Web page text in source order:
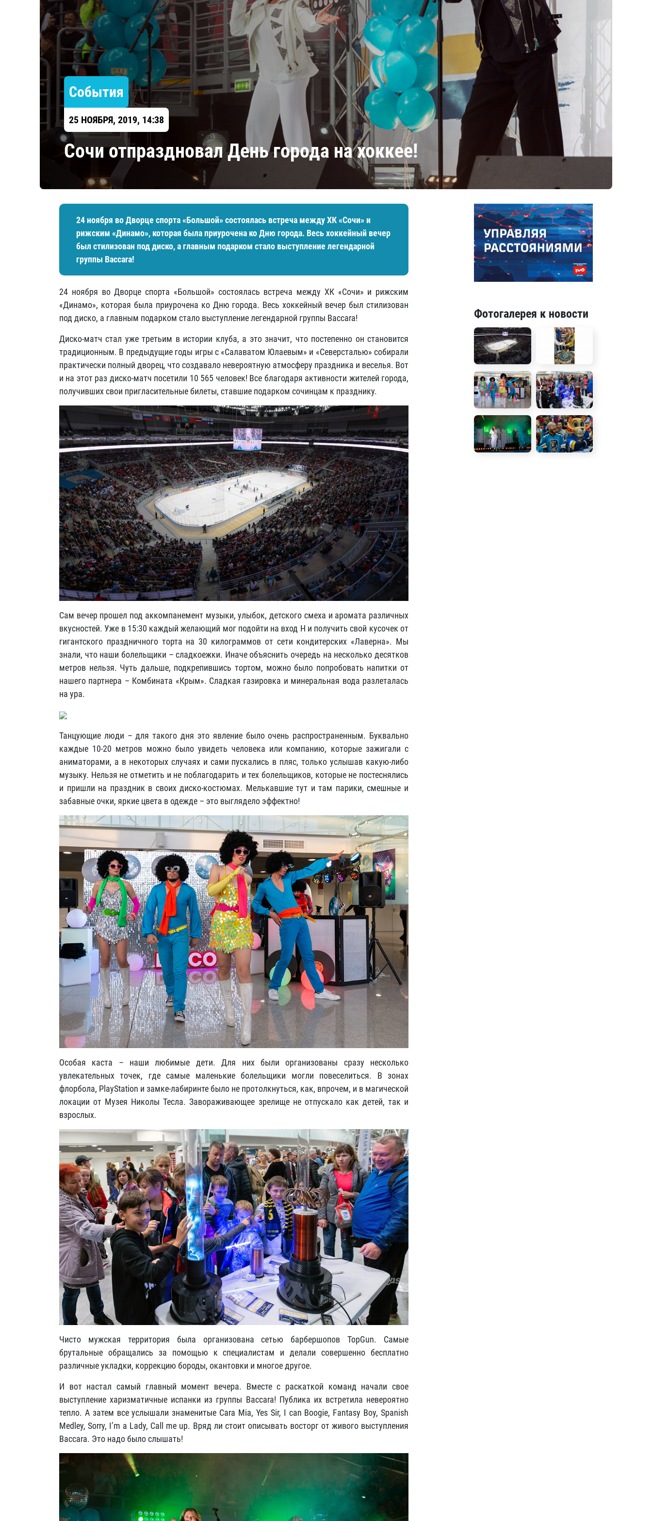
Локомотив
Северсталь
ЦСКА
Шанхайские Драконы
Амур
Барыс
Салават Юлаев
Сибирь
События
25 НОЯБРЯ, 2019, 14:38
Сочи отпраздновал День города на хоккее!
24 ноября во Дворце спорта «Большой» состоялась встреча между ХК «Сочи» и
рижским «Динамо», которая была приурочена ко Дню города. Весь хоккейный вечер
был стилизован под диско, а главным подарком стало выступление легендарной
группы Baccara!
24 ноября во Дворце спорта «Большой» состоялась встреча между ХК «Сочи» и рижским
«Динамо», которая была приурочена ко Дню города. Весь хоккейный вечер был стилизован
под диско, а главным подарком стало выступление легендарной группы Baccara!
Диско-матч стал уже третьим в истории клуба, а это значит, что постепенно он становится
традиционным. В предыдущие годы игры с «Салаватом Юлаевым» и «Северсталью» собирали
практически полный дворец, что создавало невероятную атмосферу праздника и веселья. Вот
и на этот раз диско-матч посетили 10 565 человек! Все благодаря активности жителей города,
получивших свои пригласительные билеты, ставшие подарком сочинцам к празднику.
Сам вечер прошел под аккомпанемент музыки, улыбок, детского смеха и аромата различных
вкусностей. Уже в 15:30 каждый желающий мог подойти на вход H и получить свой кусочек от
гигантского праздничного торта на 30 килограммов от сети кондитерских «Лаверна». Мы
знали, что наши болельщики – сладкоежки. Иначе объяснить очередь на несколько десятков
метров нельзя. Чуть дальше, подкрепившись тортом, можно было попробовать напитки от
нашего партнера – Комбината «Крым». Сладкая газировка и минеральная вода разлеталась
на ура.
Танцующие люди – для такого дня это явление было очень распространенным. Буквально
каждые 10-20 метров можно было увидеть человека или компанию, которые зажигали с
аниматорами, а в некоторых случаях и сами пускались в пляс, только услышав какую-либо
музыку. Нельзя не отметить и не поблагодарить и тех болельщиков, которые не постеснялись
и пришли на праздник в своих диско-костюмах. Мелькавшие тут и там парики, смешные и
забавные очки, яркие цвета в одежде – это выглядело эффектно!
Особая каста – наши любимые дети. Для них были организованы сразу несколько
увлекательных точек, где самые маленькие болельщики могли повеселиться. В зонах
флорбола, PlayStation и замке-лабиринте было не протолкнуться, как, впрочем, и в магической
локации от Музея Николы Тесла. Завораживающее зрелище не отпускало как детей, так и
взрослых.
Чисто мужская территория была организована сетью барбершопов TopGun. Самые
брутальные обращались за помощью к специалистам и делали совершенно бесплатно
различные укладки, коррекцию бороды, окантовки и многое другое.
И вот настал самый главный момент вечера. Вместе с раскаткой команд начали свое
выступление харизматичные испанки из группы Baccara! Публика их встретила невероятно
тепло. А затем все услышали знаменитые Cara Mia, Yes Sir, I can Boogie, Fantasy Boy, Spanish
Medley, Sorry, I’m a Lady, Call me up. Вряд ли стоит описывать восторг от живого выступления
Baccara. Это надо было слышать!
Фотогалерея к новости